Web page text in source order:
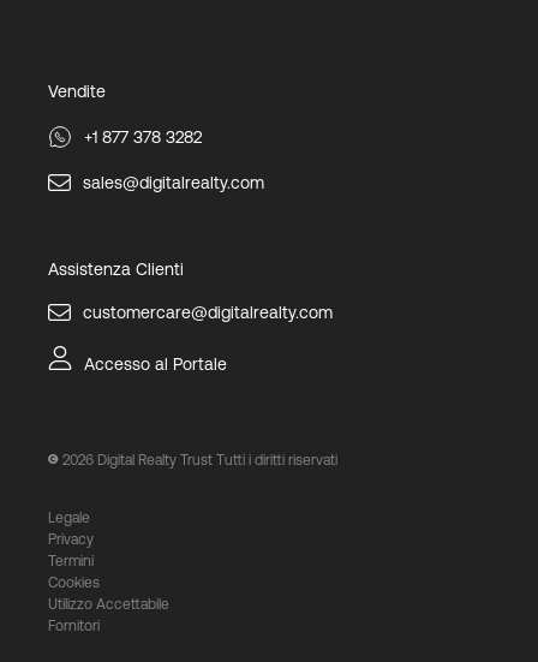
Vendite
+1 877 378 3282
sales@digitalrealty.com
Assistenza Clienti
customercare@digitalrealty.com
Accesso al Portale
2026 Digital Realty Trust Tutti i diritti riservati
Legale
Privacy
Termini
Cookies
Utilizzo Accettabile
Fornitori